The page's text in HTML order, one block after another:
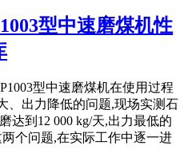
型中速磨煤机性
型中速磨煤机在使用过程
、出力降低的问题,现场实测石
达到12 000 kg/天,出力最低的
个问题,在实际工作中逐一进